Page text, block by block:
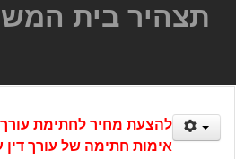
תצהיר בית
להצעת מחיר לחתימת עורך
אימות חתימה של עורך